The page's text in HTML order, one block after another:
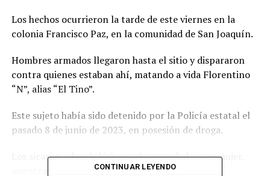
Los hechos ocurrieron la tarde de este viernes en la
colonia Francisco Paz, en la comunidad de San Joaquín.
Hombres armados llegaron hasta el sitio y dispararon
contra quienes estaban ahí, matando a vida Florentino
“N”, alias “El Tino”.
Este sujeto había sido detenido por la Policía estatal el
pasado 8 de junio de 2023, en posesión de droga.
Los sicarios además hirieron de gravedad a una mujer,
mientras que otra sólo recibió rozones de bala.
CONTINUAR LEYENDO